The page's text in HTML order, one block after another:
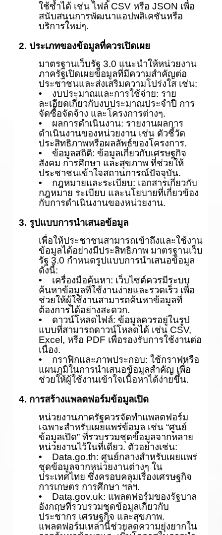
ใช้ซ้ำได้ เช่น ไฟล์ CSV หรือ JSON เพื่อ
สนับสนุนการพัฒนาแอปพลิเคชันหรือ
บริการใหม่ๆ.
2. ประเภทของข้อมูลที่ควรเปิดเผย
มาตรฐานเว็บรัฐ 3.0 แนะนำให้หน่วยงาน
ภาครัฐเปิดเผยข้อมูลที่มีความสำคัญต่อ
ประชาชนและส่งเสริมความโปร่งใส เช่น:
• งบประมาณและการใช้จ่าย: ราย
ละเอียดเกี่ยวกับงบประมาณประจำปี การ
จัดซื้อจัดจ้าง และโครงการต่างๆ.
• ผลการดำเนินงาน: รายงานผลการ
ดำเนินงานของหน่วยงาน เช่น ตัวชี้วัด
ประสิทธิภาพหรือผลลัพธ์ของโครงการ.
• ข้อมูลสถิติ: ข้อมูลเกี่ยวกับเศรษฐกิจ
สังคม การศึกษา และสุขภาพ ที่ช่วยให้
ประชาชนเข้าใจสถานการณ์ปัจจุบัน.
• กฎหมายและระเบียบ: เอกสารเกี่ยวกับ
กฎหมาย ระเบียบ และนโยบายที่เกี่ยวข้อง
กับการดำเนินงานของหน่วยงาน.
3. รูปแบบการนำเสนอข้อมูล
เพื่อให้ประชาชนสามารถเข้าถึงและใช้งาน
ข้อมูลได้อย่างมีประสิทธิภาพ มาตรฐานเว็บ
รัฐ 3.0 กำหนดรูปแบบการนำเสนอข้อมูล
ดังนี้:
• เครื่องมือค้นหา: เว็บไซต์ควรมีระบบ
ค้นหาข้อมูลที่ใช้งานง่ายและรวดเร็ว เพื่อ
ช่วยให้ผู้ใช้งานสามารถค้นหาข้อมูลที่
ต้องการได้อย่างสะดวก.
• ดาวน์โหลดไฟล์: ข้อมูลควรอยู่ในรูป
แบบที่สามารถดาวน์โหลดได้ เช่น CSV,
Excel, หรือ PDF เพื่อรองรับการใช้งานต่อ
เนื่อง.
• กราฟิกและภาพประกอบ: ใช้กราฟหรือ
แผนภูมิในการนำเสนอข้อมูลสำคัญ เพื่อ
ช่วยให้ผู้ใช้งานเข้าใจเนื้อหาได้ง่ายขึ้น.
4. การสร้างแพลตฟอร์มข้อมูลเปิด
หน่วยงานภาครัฐควรจัดทำแพลตฟอร์ม
เฉพาะสำหรับเผยแพร่ข้อมูล เช่น “ศูนย์
ข้อมูลเปิด” ที่รวบรวมชุดข้อมูลจากหลาย
หน่วยงานไว้ในที่เดียว. ตัวอย่างเช่น:
• Data.go.th: ศูนย์กลางสำหรับเผยแพร่
ชุดข้อมูลจากหน่วยงานต่างๆ ใน
ประเทศไทย ซึ่งครอบคลุมเรื่องเศรษฐกิจ
การเกษตร การศึกษา ฯลฯ.
• Data.gov.uk: แพลตฟอร์มของรัฐบาล
อังกฤษที่รวบรวมชุดข้อมูลเกี่ยวกับ
ประชากร เศรษฐกิจ และสุขภาพ.
แพลตฟอร์มเหล่านี้ช่วยลดความยุ่งยากใน